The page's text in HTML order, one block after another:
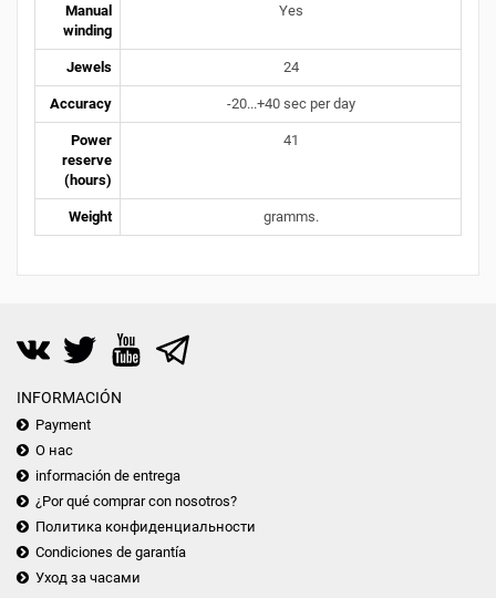
Manual
winding
Yes
Jewels 24
Accuracy -20...+40 sec per day
Power
reserve
(hours)
41
Weight gramms.
INFORMACIÓN
Payment
О нас
información de entrega
¿Por qué comprar con nosotros?
Политика конфиденциальности
Condiciones de garantía
Уход за часами